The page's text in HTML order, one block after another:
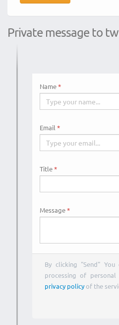
Private message to
Name
Email
Title
Message
By clicking "Send"
processing of
privacy policyof the